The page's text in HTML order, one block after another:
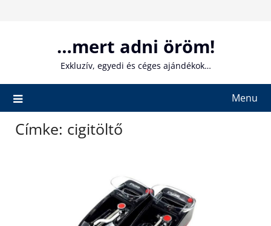
…mert adni öröm!
Exkluzív, egyedi és céges ajándékok…
Menu
Címke: cigitöltő